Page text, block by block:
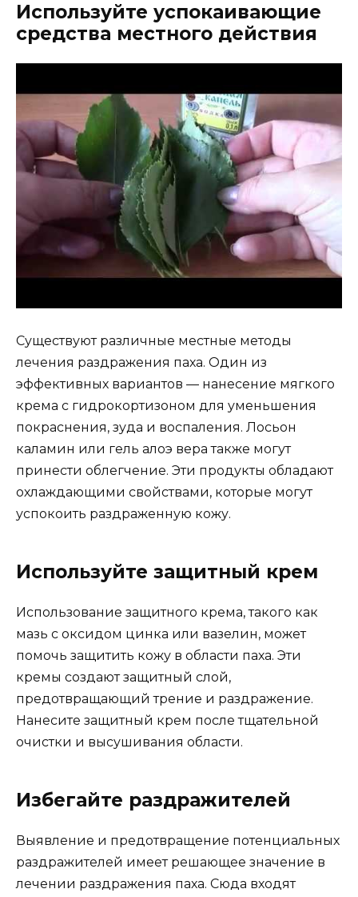
Используйте успокаивающие
средства местного действия
Существуют различные местные методы
лечения раздражения паха. Один из
эффективных вариантов — нанесение мягкого
крема с гидрокортизоном для уменьшения
покраснения, зуда и воспаления. Лосьон
каламин или гель алоэ вера также могут
принести облегчение. Эти продукты обладают
охлаждающими свойствами, которые могут
успокоить раздраженную кожу.
Используйте защитный крем
Использование защитного крема, такого как
мазь с оксидом цинка или вазелин, может
помочь защитить кожу в области паха. Эти
кремы создают защитный слой,
предотвращающий трение и раздражение.
Нанесите защитный крем после тщательной
очистки и высушивания области.
Избегайте раздражителей
Выявление и предотвращение потенциальных
раздражителей имеет решающее значение в
лечении раздражения паха. Сюда входят